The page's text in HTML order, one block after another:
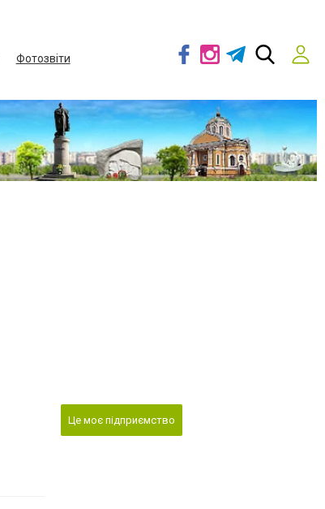
Фотозвіти
Це моє підприємство